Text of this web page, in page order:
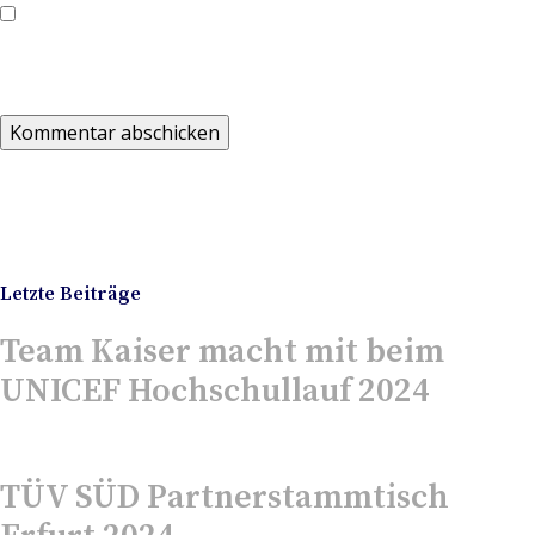
Letzte Beiträge
Team Kaiser macht mit beim
UNICEF Hochschullauf 2024
TÜV SÜD Partnerstammtisch